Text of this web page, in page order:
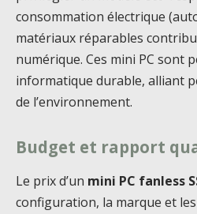
consommation électrique
matériaux réparables
numérique. Ces mini PC sont
informatique durable, alliant
de l’environnement.
Budget et rapport
Le prix d’un mini PC fanless
configuration, la marque et